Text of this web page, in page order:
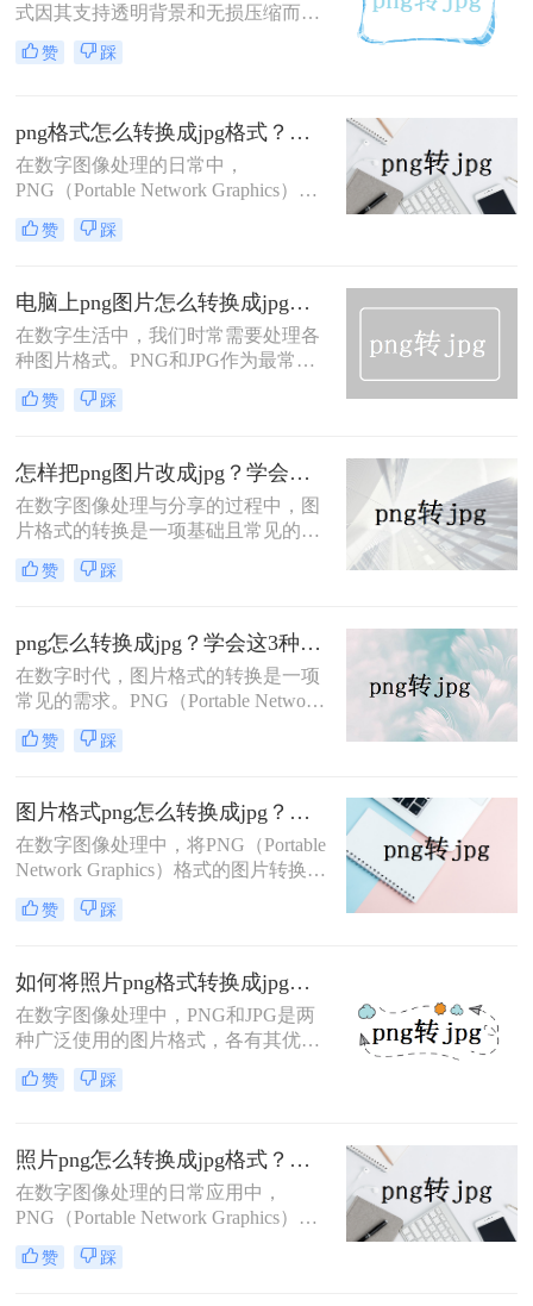
而JPG则以其较高的压缩比和广泛的
兼容性在网页和社交媒体上广受欢
迎。
式因其支持透明背景和无损压缩而在
网页设计、图标制作等方面被广泛应
用。然而，在某些情况下，例如需要
JPG（Joint Photographic Experts
Group）格式。那么png格式如何转为
jpg呢？本文将详细介绍几种常见的方
JPG格式。
赞 踩
png格式怎么转换成jpg格式？教你5个好用的转换方法！
在数字图像处理的日常中，
PNG（Portable Network Graphics）和
JPG（Joint Photographic Experts
Group）是两种极为常见的图像格
和广泛的色彩支持而著称，常用于需
要高质量图像的场景；而JPG则以其
高效的压缩算法和广泛的兼容性闻
名，尤其适合在网络上分享和存储照
片。
赞 踩
电脑上png图片怎么转换成jpg？这些方法帮你解决！
在数字生活中，我们时常需要处理各
种图片格式。PNG和JPG作为最常见
的图片格式，它们各自适用于不同的
场景。有时，为了满足特定的需求，
式。本文将详细介绍电脑上png图片
怎么转换成jpg，让您轻松应对图片格
式转换问题。
赞 踩
怎样把png图片改成jpg？学会这3招，轻松解决！
在数字图像处理与分享的过程中，图
片格式的转换是一项基础且常见的需
求。PNG（Portable Network
Graphics）和JPG（JPEG，Joint
广泛使用的图像格式，各自具有独特
的优势。PNG以其无损压缩、支持透
明度和丰富的颜色层次而受到青睐，
尤其适合用于需要高质量图像和透明
背景的场合。
赞 踩
png怎么转换成jpg？学会这3种方法，轻松完成图片转换！
在数字时代，图片格式的转换是一项
常见的需求。PNG（Portable Network
Graphics）以其无损压缩、支持透明
背景和丰富的色彩深度而广受欢迎，
件或打印时，JPG（JPEG，Joint
Photographic Experts Group）格式因其
较小的文件体积和广泛的兼容性而更
受欢迎。本文将详细解析png怎么转
换成jpg，并提供几种实用的转换方
法。
赞 踩
图片格式png怎么转换成jpg？教你4招快速转格式！
在数字图像处理中，将PNG（Portable
Network Graphics）格式的图片转换为
JPG（Joint Photographic Experts
Group）格式是一种常见的需求。JPG
容性，广泛应用于网页、社交媒体和
打印领域。那么图片格式png怎么转
换成jpg呢？以下是几种将PNG图片转
换为JPG格式的方法，适用于不同需
求和技能水平的用户。
赞 踩
如何将照片png格式转换成jpg格式？试试这4个方法吧!
在数字图像处理中，PNG和JPG是两
种广泛使用的图片格式，各有其优缺
点。PNG以其无损压缩、支持透明通
道和更高的色彩精度著称，而JPG则
们可能需要将PNG格式的照片转换为
JPG格式，以满足特定的需求或优化
存储空间。那么如何将照片png格式
PNG照片转换为JPG格式的方法，帮
赞 踩
照片png怎么转换成jpg格式？分享4种实用方法~！
在数字图像处理的日常应用中，
PNG（Portable Network Graphics）和
JPG（JPEG，Joint Photographic
Experts Group）是两种最为常见的图
赞 踩